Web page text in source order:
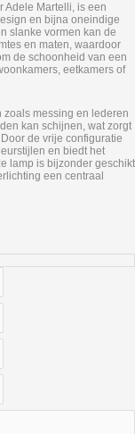
Adele Martelli, is een
en bijna oneindige
slanke vormen kan de
en maten, waardoor
de schoonheid van een
eetkamers of
messing en lederen
kan schijnen, wat zorgt
de vrije configuratie
en biedt het
lamp is bijzonder geschikt
een centraal